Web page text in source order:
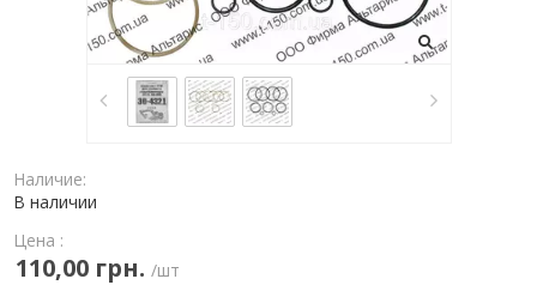
Наличие:
В наличии
Цена :
110,00 грн. /шт